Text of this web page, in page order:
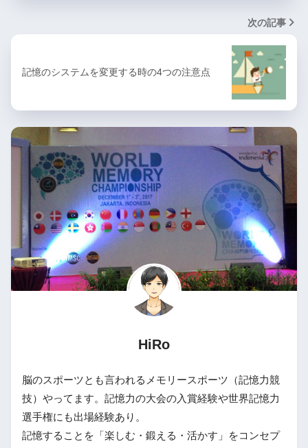
次の記事
記憶のシステムを変更する時の4つの注意点
HiRo
脳のスポーツとも言われるメモリースポーツ（記憶力競
技）やってます。記憶力の大会の入賞経験や世界記憶力
選手権にも出場経験あり。
記憶することを「楽しむ・鍛える・活かす」をコンセプ